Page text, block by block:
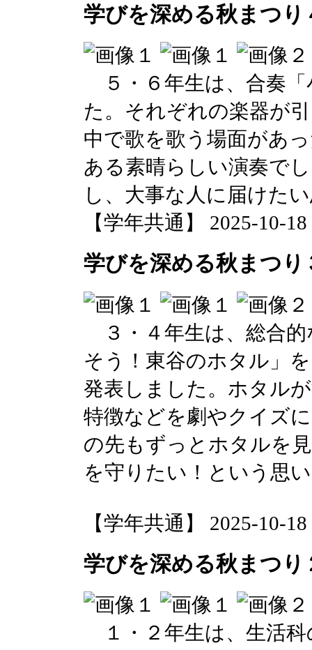
学びを深める秋まつり
５・６年生は、合奏
た。それぞれの楽器が
中で歌を歌う場面があ
ある素晴らしい演奏で
し、大事な人に届けた
【学年共通】 2025-10-
学びを深める秋まつり
３・４年生は、総合的
そう！東谷のホタル」
発表しました。ホタル
特徴などを劇やクイズ
の先もずっとホタルを
を守りたい！という思
【学年共通】 2025-10-
学びを深める秋まつり
１・２年生は、生活科